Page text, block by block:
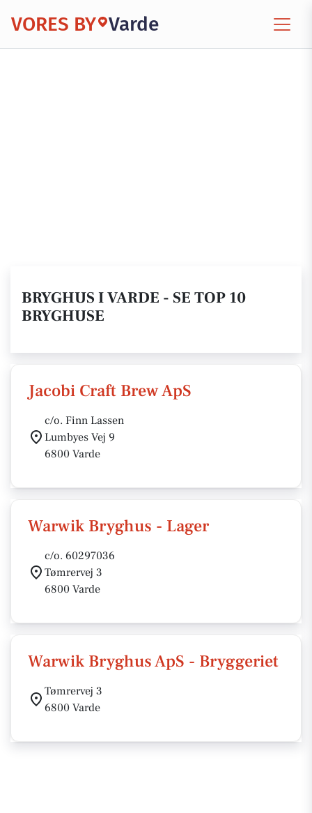
VORES BY Varde
BRYGHUS I VARDE - SE TOP 10
BRYGHUSE
Jacobi Craft Brew ApS
c/o. Finn Lassen
Lumbyes Vej 9
6800 Varde
Warwik Bryghus - Lager
c/o. 60297036
Tømrervej 3
6800 Varde
Warwik Bryghus ApS - Bryggeriet
Tømrervej 3
6800 Varde